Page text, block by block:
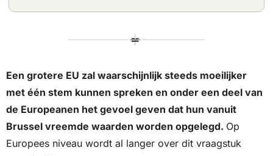
Een grotere EU zal waarschijnlijk steeds moeilijker
met één stem kunnen spreken en onder een deel van
de Europeanen het gevoel geven dat hun vanuit
Brussel vreemde waarden worden opgelegd. Op
Europees niveau wordt al langer over dit vraagstuk